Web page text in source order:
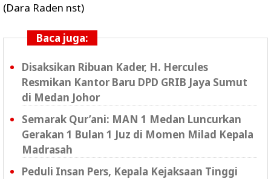
(Dara Raden nst)
Baca juga:
Disaksikan Ribuan Kader, H. Hercules
Resmikan Kantor Baru DPD GRIB Jaya Sumut
di Medan Johor
Semarak Qur’ani: MAN 1 Medan Luncurkan
Gerakan 1 Bulan 1 Juz di Momen Milad Kepala
Madrasah
Peduli Insan Pers, Kepala Kejaksaan Tinggi